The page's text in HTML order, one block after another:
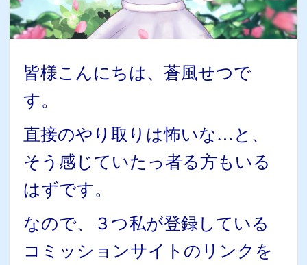
皆様こんにちは、蒼風せつで
す。
直接のやり取りは怖いな…と、
そう感じていたっ者る方もいる
はずです。
なので、３つ私が登録している
コミッションサイトのリンクを